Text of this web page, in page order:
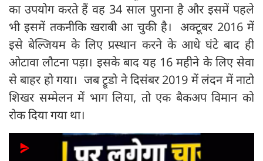
का उपयोग करते हैं वह 34 साल पुराना है और इसमें पहले
भी इसमें तकनीकि खराबी आ चुकी है। अक्टूबर 2016 में
इसे बेल्जियम के लिए प्रस्थान करने के आधे घंटे बाद ही
ओटावा लौटना पड़ा। इसके बाद यह 16 महीने के लिए सेवा
से बाहर हो गया। जब ट्रूडो ने दिसंबर 2019 में लंदन में नाटो
शिखर सम्मेलन में भाग लिया, तो एक बैकअप विमान को
रोक दिया गया था।